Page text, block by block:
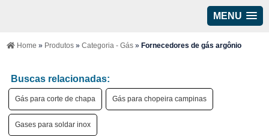
MENU
Home » Produtos»Categoria - Gás» Fornecedores de gás argônio
Buscas relacionadas:
Gás para corte de chapa Gás para chopeira campinas
Gases para soldar inox